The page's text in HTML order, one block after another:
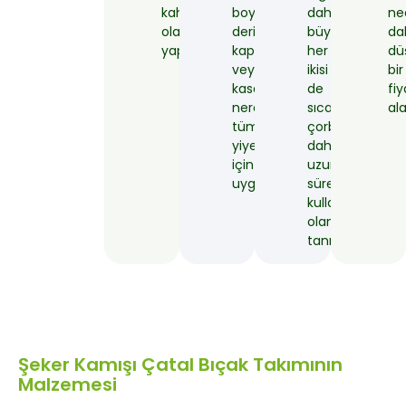
kahverengi
olarak
yapılabilir.
boyutu,
derin
kap
veya
kasedeki
neredeyse
tüm
yiyecekleriniz
için
uygundur.
daha
büyük,
her
ikisi
de
sıcak
çorbada
daha
uzun
süre
kullanmanıza
olanak
tanır.
bir
Şeker Kamışı Çatal Bıçak Takımının
Malzemesi